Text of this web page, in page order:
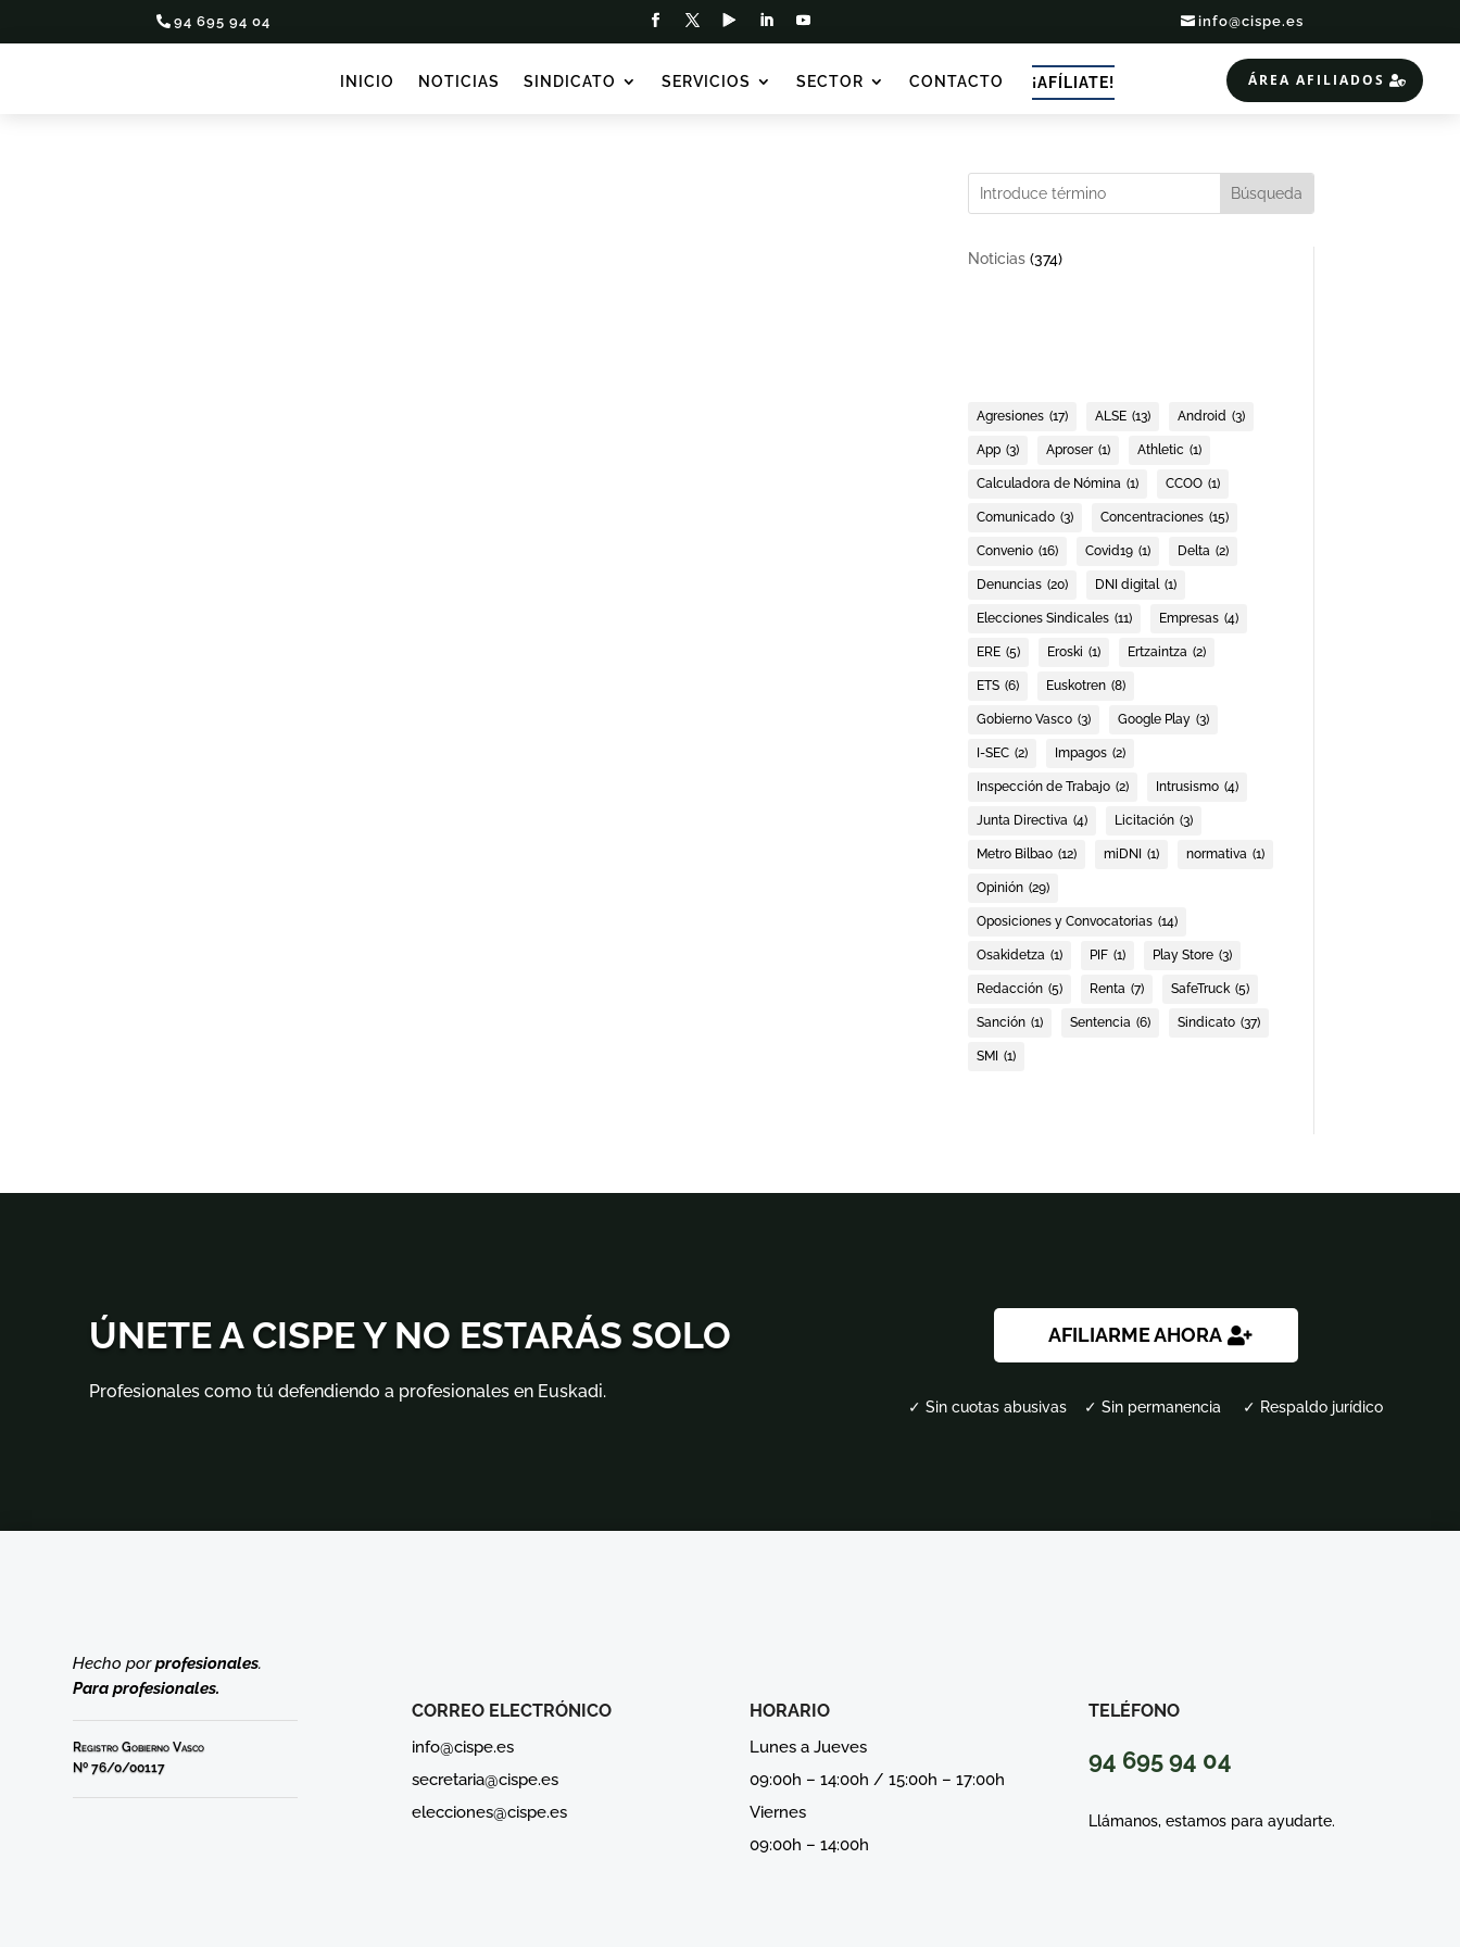
94 695 94 04 info@cispe.es
INICIO NOTICIAS SINDICATO SERVICIOS SECTOR CONTACTO ¡AFÍLIATE! ÁREA AFILIADOS
Noticias(374)
Agresiones (17) ALSE (13) Android (3)
App (3) Aproser (1) Athletic (1)
Calculadora de Nómina (1) CCOO (1)
Comunicado (3) Concentraciones (15)
Convenio (16) Covid19 (1) Delta (2)
Denuncias (20) DNI digital (1)
Elecciones Sindicales (11) Empresas (4)
ERE (5) Eroski (1) Ertzaintza (2)
ETS (6) Euskotren (8)
Gobierno Vasco (3) Google Play (3)
I-SEC (2) Impagos (2)
Inspección de Trabajo (2) Intrusismo (4)
Junta Directiva (4) Licitación (3)
Metro Bilbao (12) miDNI (1) normativa (1)
Opinión (29)
Oposiciones y Convocatorias (14)
Osakidetza (1) PIF (1) Play Store (3)
Redacción (5) Renta (7) SafeTruck (5)
Sanción (1) Sentencia (6) Sindicato (37)
SMI (1)
ÚNETE A CISPE Y NO ESTARÁS SOLO
Profesionales como tú defendiendo a profesionales en Euskadi.
AFILIARME AHORA
✓ Sin cuotas abusivas ✓ Sin permanencia ✓ Respaldo jurídico
Hecho porprofesionales.
Para profesionales.
Registro Gobierno Vasco
Nº 76/0/00117
CORREO ELECTRÓNICO
info@cispe.es
secretaria@cispe.es
elecciones@cispe.es
HORARIO
Lunes a Jueves
09:00h – 14:00h / 15:00h – 17:00h
Viernes
09:00h – 14:00h
TELÉFONO
94 695 94 04
Llámanos, estamos para ayudarte.